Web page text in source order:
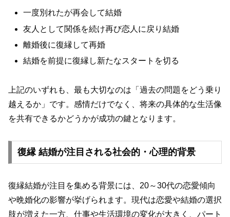
一度別れたが再会して結婚
友人として関係を続け再び恋人に戻り結婚
離婚後に復縁して再婚
結婚を前提に復縁し新たなスタートを切る
上記のいずれも、最も大切なのは「過去の問題をどう乗り
越えるか」です。感情だけでなく、将来の具体的な生活像
を共有できるかどうかが成功の鍵となります。
復縁 結婚が注目される社会的・心理的背景
復縁結婚が注目を集める背景には、20～30代の恋愛傾向
や晩婚化の影響が挙げられます。現代は恋愛や結婚の選択
肢が増えた一方、仕事や生活環境の変化が大きく、パート